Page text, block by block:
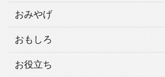
おみやげ
おもしろ
お役立ち